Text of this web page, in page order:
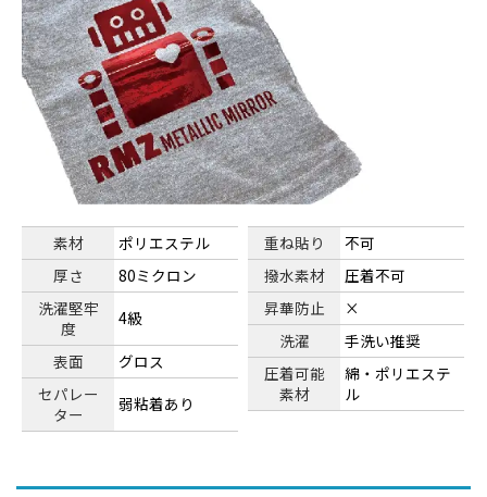
素材
ポリエステル
厚さ
80ミクロン
洗濯堅牢
度
4級
表面
グロス
セパレー
ター
弱粘着あり
重ね貼り
不可
撥水素材
圧着不可
昇華防止
×
洗濯
手洗い推奨
圧着可能
素材
綿・ポリエステ
ル